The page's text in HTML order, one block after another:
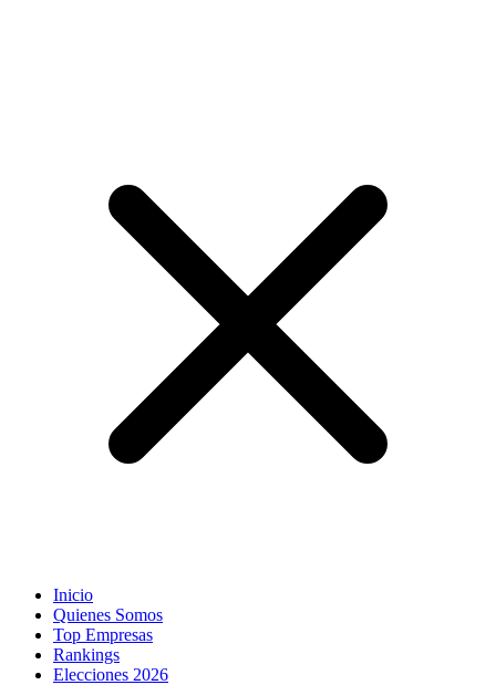
Inicio
Quienes Somos
Top Empresas
Rankings
Elecciones 2026